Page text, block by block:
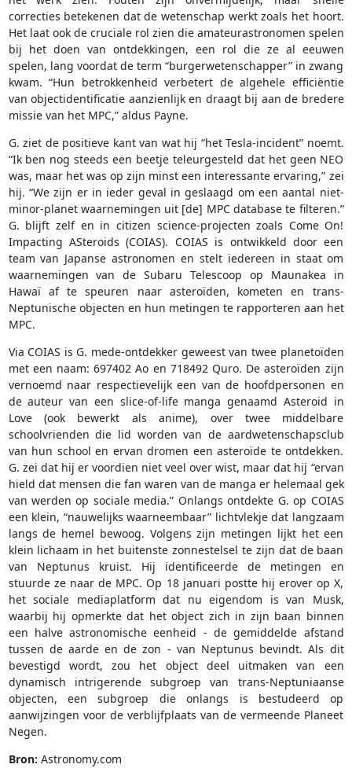
correcties betekenen dat de wetenschap werkt zoals het hoort.
Het laat ook de cruciale rol zien die amateurastronomen spelen
bij het doen van ontdekkingen, een rol die ze al eeuwen
spelen, lang voordat de term “burgerwetenschapper” in zwang
kwam. “Hun betrokkenheid verbetert de algehele efficiëntie
van objectidentificatie aanzienlijk en draagt bij aan de bredere
missie van het MPC,” aldus Payne.
G. ziet de positieve kant van wat hij “het Tesla-incident” noemt.
“Ik ben nog steeds een beetje teleurgesteld dat het geen NEO
was, maar het was op zijn minst een interessante ervaring,” zei
hij. “We zijn er in ieder geval in geslaagd om een aantal niet-
minor-planet waarnemingen uit [de] MPC database te filteren.”
G. blijft zelf en in citizen science-projecten zoals Come On!
Impacting ASteroids (COIAS). COIAS is ontwikkeld door een
team van Japanse astronomen en stelt iedereen in staat om
waarnemingen van de Subaru Telescoop op Maunakea in
Hawaï af te speuren naar asteroïden, kometen en trans-
Neptunische objecten en hun metingen te rapporteren aan het
MPC.
Via COIAS is G. mede-ontdekker geweest van twee planetoïden
met een naam: 697402 Ao en 718492 Quro. De asteroïden zijn
vernoemd naar respectievelijk een van de hoofdpersonen en
de auteur van een slice-of-life manga genaamd Asteroid in
Love (ook bewerkt als anime), over twee middelbare
schoolvrienden die lid worden van de aardwetenschapsclub
van hun school en ervan dromen een asteroïde te ontdekken.
G. zei dat hij er voordien niet veel over wist, maar dat hij “ervan
hield dat mensen die fan waren van de manga er helemaal gek
van werden op sociale media.” Onlangs ontdekte G. op COIAS
een klein, “nauwelijks waarneembaar” lichtvlekje dat langzaam
langs de hemel bewoog. Volgens zijn metingen lijkt het een
klein lichaam in het buitenste zonnestelsel te zijn dat de baan
van Neptunus kruist. Hij identificeerde de metingen en
stuurde ze naar de MPC. Op 18 januari postte hij erover op X,
het sociale mediaplatform dat nu eigendom is van Musk,
waarbij hij opmerkte dat het object zich in zijn baan binnen
een halve astronomische eenheid - de gemiddelde afstand
tussen de aarde en de zon - van Neptunus bevindt. Als dit
bevestigd wordt, zou het object deel uitmaken van een
dynamisch intrigerende subgroep van trans-Neptuniaanse
objecten, een subgroep die onlangs is bestudeerd op
aanwijzingen voor de verblijfplaats van de vermeende Planeet
Negen.
Bron: Astronomy.com